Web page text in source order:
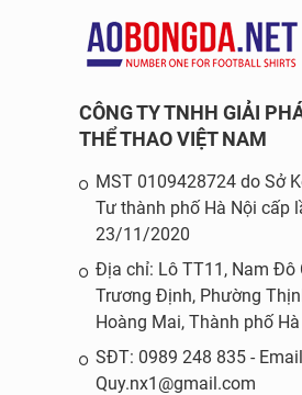
CÔNG TY TNHH GIẢI
THỂ THAO VIỆT NAM
MST 0109428724 do Sở
Tư thành phố Hà Nội cấp
23/11/2020
Địa chỉ: Lô TT11, Nam Đô
Trương Định, Phường
Hoàng Mai, Thành phố
SĐT: 0989 248 835 -
Quy.nx1@gmail.com